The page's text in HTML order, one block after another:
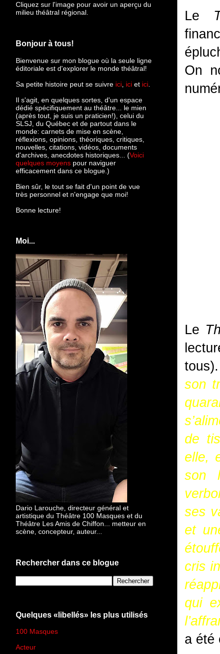
Le
On
Le
son
de
elle,
son
ses
et
cris
qui
a été
Cliquez sur l'image pour avoir un aperçu du
milieu théâtral régional.
Bonjour à tous!
Bienvenue sur mon blogue où la seule ligne
éditoriale est d'explorer le monde théâtral!
Sa petite histoire peut se suivre ici ici et ici
Il s'agit, en quelques sortes, d'un espace
dédié spécifiquement au théâtre... le mien
(après tout, je suis un praticien!), celui du
SLSJ, du Québec et de partout dans le
monde: carnets de mise en scène,
réflexions, opinions, théoriques, critiques,
nouvelles, citations, vidéos, documents
d'archives, anecdotes historiques... (Voici
quelques moyens pour naviguer
efficacement dans ce blogue.)
Bien sûr, le tout se fait d'un point de vue
très personnel et n'engage que moi!
Bonne lecture!
Moi...
Dario Larouche, directeur général et
artistique du Théâtre 100 Masques et du
Théâtre Les Amis de Chiffon... metteur en
scène, concepteur, auteur...
Rechercher dans ce blogue
Quelques «libellés» les plus utilisés
100 Masques
Acteur